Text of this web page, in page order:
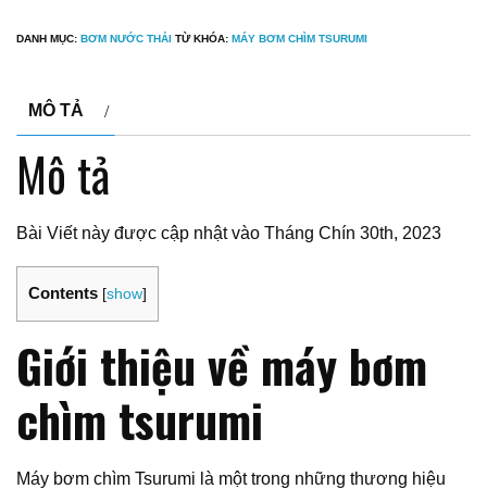
DANH MỤC: BƠM NƯỚC THẢI TỪ KHÓA: MÁY BƠM CHÌM TSURUMI
MÔ TẢ
Mô tả
Bài Viết này được cập nhật vào Tháng Chín 30th, 2023
Contents [show]
Giới thiệu về máy bơm
chìm tsurumi
Máy bơm chìm Tsurumi là một trong những thương hiệu